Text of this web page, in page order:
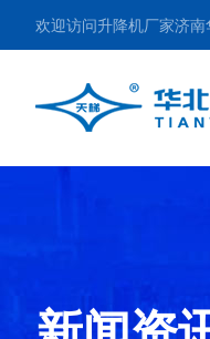
欢迎访问升降机厂家济